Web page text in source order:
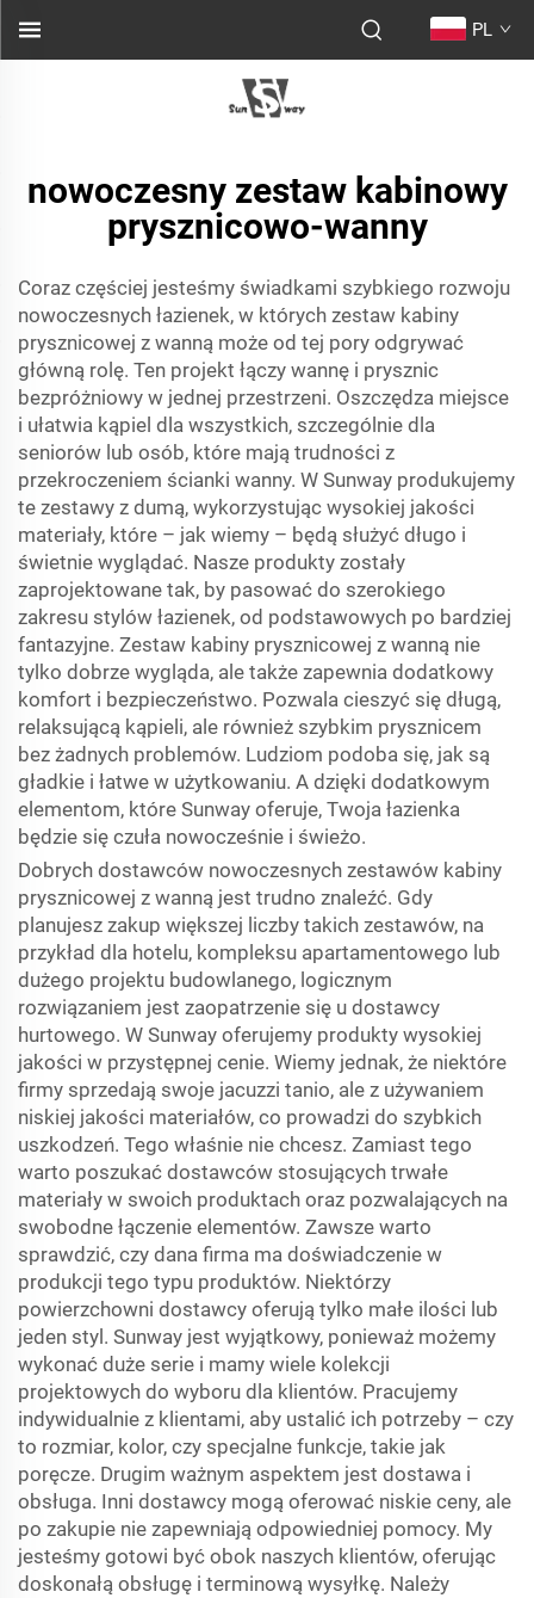
PL
nowoczesny zestaw kabinowy
prysznicowo-wanny
Coraz częściej jesteśmy świadkami szybkiego rozwoju
nowoczesnych łazienek, w których zestaw kabiny
prysznicowej z wanną może od tej pory odgrywać
główną rolę. Ten projekt łączy wannę i prysznic
bezpróżniowy w jednej przestrzeni. Oszczędza miejsce
i ułatwia kąpiel dla wszystkich, szczególnie dla
seniorów lub osób, które mają trudności z
przekroczeniem ścianki wanny. W Sunway produkujemy
te zestawy z dumą, wykorzystując wysokiej jakości
materiały, które – jak wiemy – będą służyć długo i
świetnie wyglądać. Nasze produkty zostały
zaprojektowane tak, by pasować do szerokiego
zakresu stylów łazienek, od podstawowych po bardziej
fantazyjne. Zestaw kabiny prysznicowej z wanną nie
tylko dobrze wygląda, ale także zapewnia dodatkowy
komfort i bezpieczeństwo. Pozwala cieszyć się długą,
relaksującą kąpieli, ale również szybkim prysznicem
bez żadnych problemów. Ludziom podoba się, jak są
gładkie i łatwe w użytkowaniu. A dzięki dodatkowym
elementom, które Sunway oferuje, Twoja łazienka
będzie się czuła nowocześnie i świeżo.
Dobrych dostawców nowoczesnych zestawów kabiny
prysznicowej z wanną jest trudno znaleźć. Gdy
planujesz zakup większej liczby takich zestawów, na
przykład dla hotelu, kompleksu apartamentowego lub
dużego projektu budowlanego, logicznym
rozwiązaniem jest zaopatrzenie się u dostawcy
hurtowego. W Sunway oferujemy produkty wysokiej
jakości w przystępnej cenie. Wiemy jednak, że niektóre
firmy sprzedają swoje jacuzzi tanio, ale z używaniem
niskiej jakości materiałów, co prowadzi do szybkich
uszkodzeń. Tego właśnie nie chcesz. Zamiast tego
warto poszukać dostawców stosujących trwałe
materiały w swoich produktach oraz pozwalających na
swobodne łączenie elementów. Zawsze warto
sprawdzić, czy dana firma ma doświadczenie w
produkcji tego typu produktów. Niektórzy
powierzchowni dostawcy oferują tylko małe ilości lub
jeden styl. Sunway jest wyjątkowy, ponieważ możemy
wykonać duże serie i mamy wiele kolekcji
projektowych do wyboru dla klientów. Pracujemy
indywidualnie z klientami, aby ustalić ich potrzeby – czy
to rozmiar, kolor, czy specjalne funkcje, takie jak
poręcze. Drugim ważnym aspektem jest dostawa i
obsługa. Inni dostawcy mogą oferować niskie ceny, ale
po zakupie nie zapewniają odpowiedniej pomocy. My
jesteśmy gotowi być obok naszych klientów, oferując
doskonałą obsługę i terminową wysyłkę. Należy